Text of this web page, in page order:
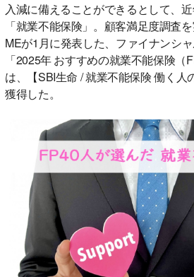
入減に備えることができるとして、
「就業不能保険」。顧客満足度調査
MEが1月に発表した、ファイナンシ
「2025年 おすすめの就業不能保険
は、【SBI生命 / 就業不能保険 働く人
獲得した。